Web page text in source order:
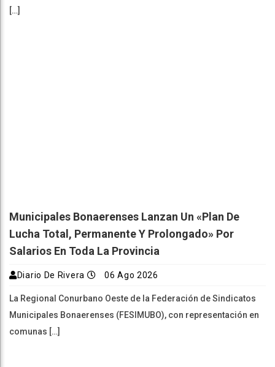
[…]
Municipales Bonaerenses Lanzan Un «plan De
Lucha Total, Permanente Y Prolongado» Por
Salarios En Toda La Provincia
Diario De Rivera 06 Ago 2026
La Regional Conurbano Oeste de la Federación de Sindicatos
Municipales Bonaerenses (FESIMUBO), con representación en
comunas […]